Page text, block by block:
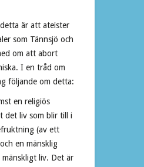
är att ateister
som Tännsjö och
om att abort
I en tråd om
följande om detta:
en religiös
det liv som blir till i
(av ett
en mänsklig
liv. Det är